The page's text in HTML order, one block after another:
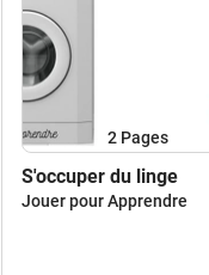
2 Pages
S'occuper du linge
Jouer pour Apprendre